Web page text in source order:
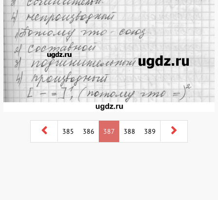
385 386 387 388 389